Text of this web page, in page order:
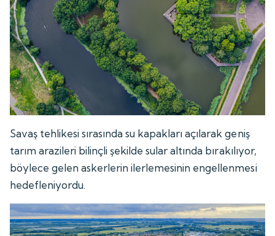
Savaş tehlikesi sırasında su kapakları açılarak geniş
tarım arazileri bilinçli şekilde sular altında bırakılıyor,
böylece gelen askerlerin ilerlemesinin engellenmesi
hedefleniyordu.